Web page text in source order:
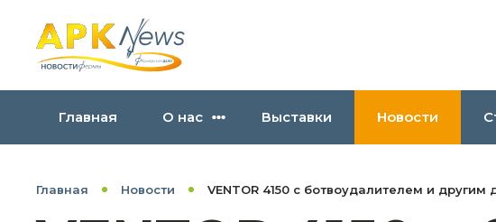
Главная О нас Выставки Новости
Главная Новости VENTOR 4150 с ботвоудалителем и